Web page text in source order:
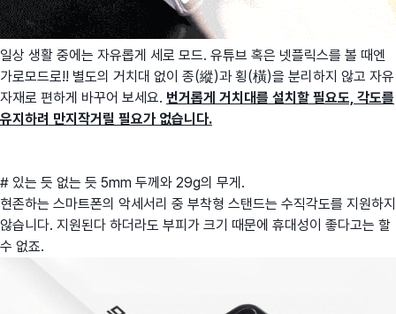
일상 생활 중에는 자유롭게 세로 모드. 유튜브 혹은 넷플릭스를 볼 때엔
가로모드로!! 별도의 거치대 없이 종(縱)과 횡(橫)을 분리하지 않고 자유
자재로 편하게 바꾸어 보세요. 번거롭게 거치대를 설치할 필요도, 각도를
유지하려 만지작거릴 필요가 없습니다.
# 있는 듯 없는 듯 5mm 두께와 29g의 무게.
현존하는 스마트폰의 악세서리 중 부착형 스탠드는 수직각도를 지원하지
않습니다. 지원된다 하더라도 부피가 크기 때문에 휴대성이 좋다고는 할
수 없죠.